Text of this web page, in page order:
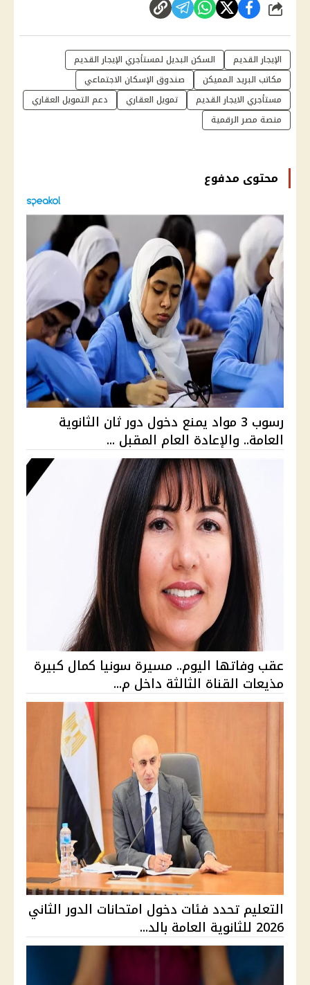
شارك
الإيجار القديم
السكن البديل لمستأجري الإيجار القديم
مكاتب البريد المميكن
صندوق الإسكان الاجتماعي
مستأجري الايجار القديم
تمويل العقاري
دعم التمويل العقاري
منصة مصر الرقمية
محتوى مدفوع
رسوب 3 مواد يمنع دخول دور ثان الثانوية
العامة.. والإعادة العام المقبل ...
عقب وفاتها اليوم.. مسيرة سونيا كمال كبيرة
مذيعات القناة الثالثة داخل م...
التعليم تحدد فئات دخول امتحانات الدور الثاني
2026 للثانوية العامة بالد...